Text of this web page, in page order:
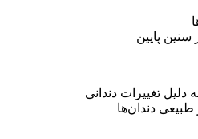
سنین پایین
دلیل تغییرات دندانی
دندان‌ها